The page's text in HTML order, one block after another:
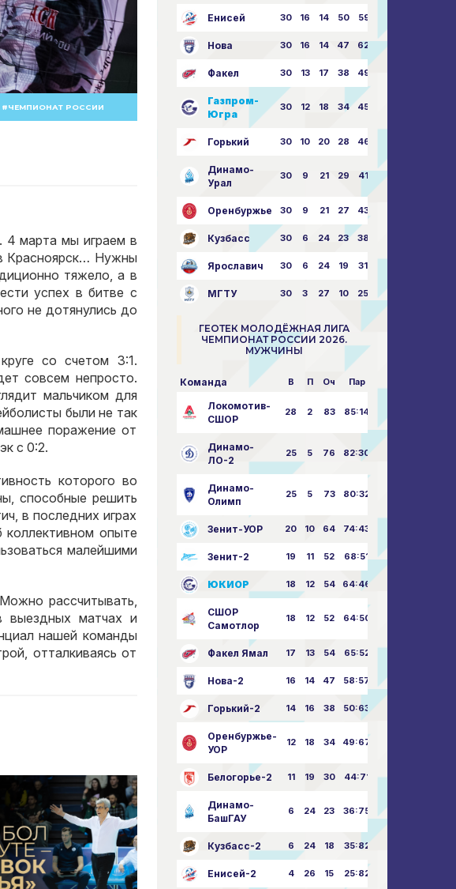
ЧЕМПИОНАТ РОССИИ
4 марта мы играем в
Красноярск… Нужны
тяжело, а в
успех в битве с
не дотянулись до
со счетом 3:1.
совсем непросто.
мальчиком для
были не так
поражение от
с 0:2.
которого во
способные решить
в последних играх
коллективном опыте
малейшими
рассчитывать,
выездных матчах и
нашей команды
отталкиваясь от
Енисей 30 16 14 50 59:53
Нова 30 16 14 47 62:58
Факел 30 13 17 38 49:62
Газпром-
Югра
30 12 18 34 45:63
Горький 30 10 20 28 46:73
Динамо-
Урал
30 9 21 29 41:70
Оренбуржье 30 9 21 27 43:73
Кузбасс 30 6 24 23 38:76
Ярославич 30 6 24 19 31:80
МГТУ 30 3 27 10 25:87
ГЕОТЕК МОЛОДЁЖНАЯ ЛИГА
ЧЕМПИОНАТ РОССИИ 2026.
МУЖЧИНЫ
Команда В П Оч Пар
Локомотив-
СШОР
28 2 83 85:14
Динамо-
ЛО-2
25 5 76 82:30
Динамо-
Олимп
25 5 73 80:32
Зенит-УОР 20 10 64 74:43
Зенит-2 19 11 52 68:51
ЮКИОР 18 12 54 64:46
СШОР
Самотлор
18 12 52 64:50
Факел Ямал 17 13 54 65:52
Нова-2 16 14 47 58:57
Горький-2 14 16 38 50:63
Оренбуржье-
УОР
12 18 34 49:67
Белогорье-2 11 19 30 44:71
Динамо-
БашГАУ
6 24 23 36:75
Кузбасс-2 6 24 18 35:82
Енисей-2 4 26 15 25:82